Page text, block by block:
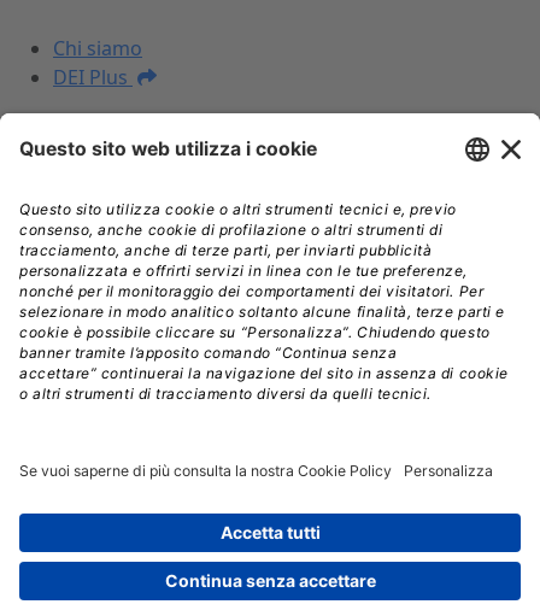
Chi siamo
DEI Plus
I NOSTRI PRODOTTI
Prezzari
DEI Plus Premium
INFORMAZIONI LEGALI
Informativa Privacy
Termini e condizioni
Nota legale
Licenza d'uso
Spedizioni Assistenza
© Copyright 2026, Edra Edizioni S.r.l. - Diritti riservati |
All rights reserved